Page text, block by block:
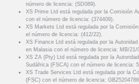
número de licencia: (SD089).
XS Prime Ltd está regulada por la Comisión
con el número de licencia: (374409).
XS Markets Ltd está regulada por la
el número de licencia: (412/22).
XS Finance Ltd está regulada por la
en Malasia con el número de licencia: MB/21/
XS ZA (Pty) Ltd está regulada por la
Sudáfrica (FSCA) con el número de licencia:
XS Trade Services Ltd está regulada por la
(FSC) con el número de licencia: